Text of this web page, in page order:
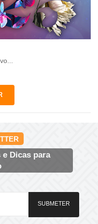
e Dicas para
SUBMETER